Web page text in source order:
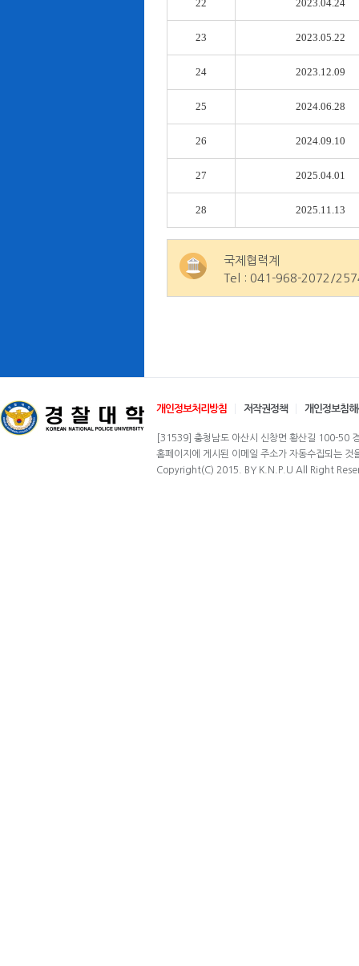
22 2023.04.24
23 2023.05.22
24 2023.12.09
25 2024.06.28
26 2024.09.10
27 2025.04.01
28 2025.11.13
국제협력계
Tel : 041-968-2072/
개인정보처리방침 저작권정책 개인정보침
[31539] 충청남도 아산시 신창면 황산길 100-50
홈페이지에 게시된 이메일 주소가 자동수집되는
Copyright(C) 2015. BY K.N.P.U All Right